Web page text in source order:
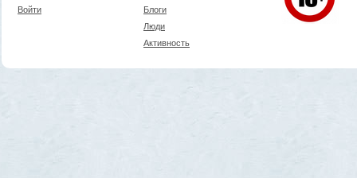
Войти
Блоги
Люди
Активность